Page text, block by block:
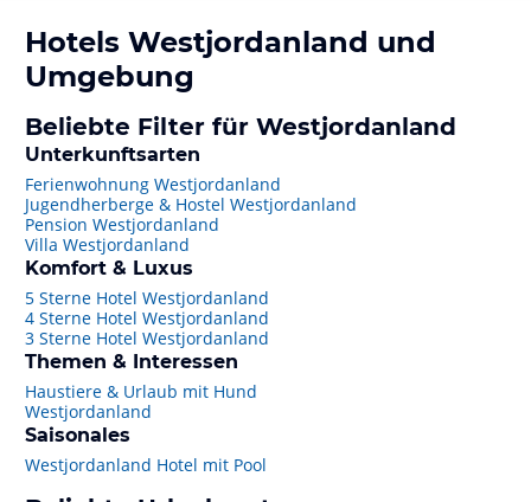
Hotels Westjordanland und
Umgebung
Beliebte Filter für Westjordanland
Unterkunftsarten
Ferienwohnung Westjordanland
Jugendherberge & Hostel Westjordanland
Pension Westjordanland
Villa Westjordanland
Komfort & Luxus
5 Sterne Hotel Westjordanland
4 Sterne Hotel Westjordanland
3 Sterne Hotel Westjordanland
Themen & Interessen
Haustiere & Urlaub mit Hund
Westjordanland
Saisonales
Westjordanland Hotel mit Pool